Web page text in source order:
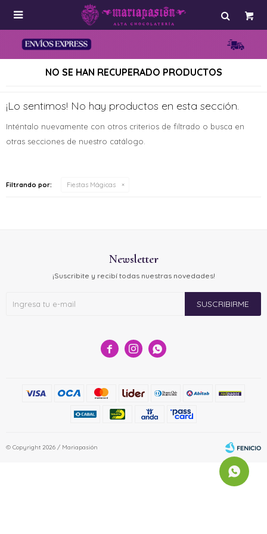

NO SE HAN RECUPERADO PRODUCTOS
¡Lo sentimos! No hay productos en esta sección.
Inténtalo nuevamente con otros criterios de filtrado o busca en
otras secciones de nuestro catálogo.
Filtrando por: Fiestas Mágicas
  
Newsletter
¡Suscribite y recibí todas nuestras novedades!
SUSCRIBIRME
© Copyright 2026 / Mariapasión